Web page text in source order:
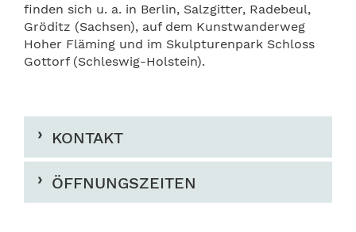
finden sich u. a. in Berlin, Salzgitter, Radebeul,
Gröditz (Sachsen), auf dem Kunstwanderweg
Hoher Fläming und im Skulpturenpark Schloss
Gottorf (Schleswig-Holstein).
KONTAKT
ÖFFNUNGSZEITEN